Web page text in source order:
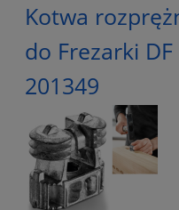
Kotwa
do Frezarki DF
201349